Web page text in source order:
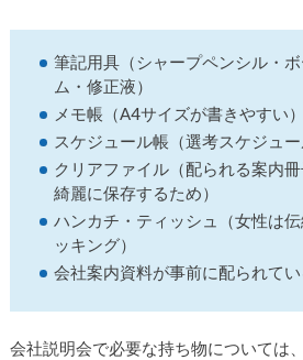
筆記用具（シャープペンシル・
ム・修正液）
メモ帳（A4サイズが書きやすい）
スケジュール帳（選考スケジュー
クリアファイル（配られる案内
綺麗に保存するため）
ハンカチ・ティッシュ（女性は
ッキング）
会社案内資料が事前に配られて
会社説明会で必要な持ち物については